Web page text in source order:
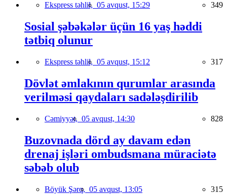
Ekspress təhlil, 05 avqust, 15:29 349
Sosial şəbəkələr üçün 16 yaş həddi
tətbiq olunur
Ekspress təhlil, 05 avqust, 15:12 317
Dövlət əmlakının qurumlar arasında
verilməsi qaydaları sadələşdirilib
Cəmiyyət, 05 avqust, 14:30 828
Buzovnada dörd ay davam edən
drenaj işləri ombudsmana müraciətə
səbəb olub
Böyük Şərq, 05 avqust, 13:05 315